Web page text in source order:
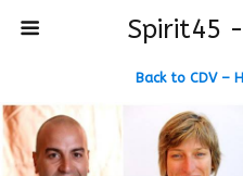
Spirit45
Back to CDV –